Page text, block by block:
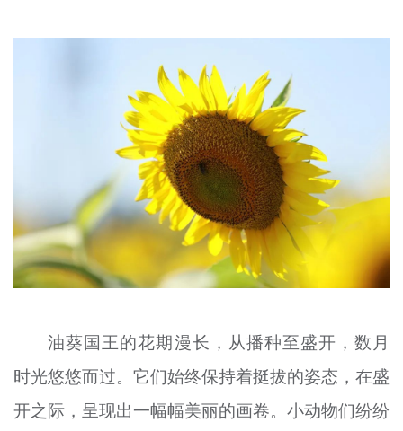
油葵国王的花期漫长，从播种至盛开，数月
时光悠悠而过。它们始终保持着挺拔的姿态，在盛
开之际，呈现出一幅幅美丽的画卷。小动物们纷纷